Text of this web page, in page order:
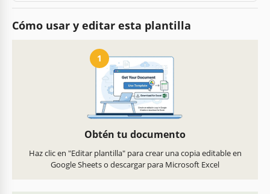
Cómo usar y editar esta plantilla
1
Obtén tu documento
Haz clic en "Editar plantilla" para crear una copia editable en
Google Sheets o descargar para Microsoft Excel